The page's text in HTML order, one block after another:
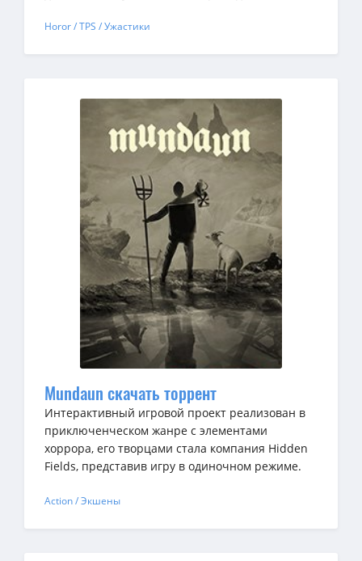
Horor / TPS / Ужастики
Mundaun скачать торрент
Интерактивный игровой проект реализован в
приключенческом жанре с элементами
хоррора, его творцами стала компания Hidden
Fields, представив игру в одиночном режиме.
Action / Экшены